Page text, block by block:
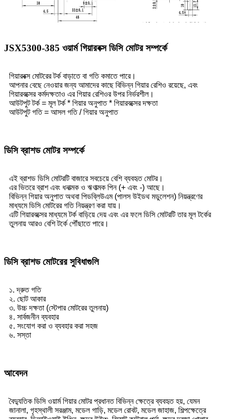
JSX5300-385 ওয়ার্ম গিয়ারবক্স ডিসি মোটর সম্পর্কে
গিয়ারবক্স মোটরের টর্ক বাড়াতে বা গতি কমাতে পারে।
আপনার বেছে নেওয়ার জন্য আমাদের কাছে বিভিন্ন গিয়ার রেশিও রয়েছে, এবং
গিয়ারবক্সের কর্মদক্ষতাও এর গিয়ার রেশিওর উপর নির্ভরশীল।
আউটপুট টর্ক = মূল টর্ক * গিয়ার অনুপাত * গিয়ারবক্সের দক্ষতা
আউটপুট গতি = আসল গতি / গিয়ার অনুপাত
ডিসি ব্রাশড মোটর সম্পর্কে
এই ব্রাশড ডিসি মোটরটি বাজারে সবচেয়ে বেশি ব্যবহৃত মোটর।
এর ভিতরে ব্রাশ এবং ধনাত্মক ও ঋণাত্মক পিন (+ এবং -) আছে।
বিভিন্ন গিয়ার অনুপাত অথবা পিডব্লিউএম (পালস উইডথ মডুলেশন) নিয়ন্ত্রণের
মাধ্যমে ডিসি মোটরের গতি নিয়ন্ত্রণ করা যায়।
এটি গিয়ারবক্সের মাধ্যমে টর্ক বাড়িয়ে দেয় এবং এর ফলে ডিসি মোটরটি তার মূল টর্কের
তুলনায় আরও বেশি টর্কে পৌঁছাতে পারে।
ডিসি ব্রাশড মোটরের সুবিধাগুলি
১. দ্রুত গতি
২. ছোট আকার
৩. উচ্চ দক্ষতা (স্টেপার মোটরের তুলনায়)
৪. সার্বজনীন ব্যবহার
৫. সংযোগ করা ও ব্যবহার করা সহজ
৬. সস্তা
আবেদন
বৈদ্যুতিক ডিসি ওয়ার্ম গিয়ার মোটর প্রধানত বিভিন্ন ক্ষেত্রে ব্যবহৃত হয়, যেমন
জানালা, গৃহস্থালী সরঞ্জাম, মডেল গাড়ি, মডেল রোবট, মডেল জাহাজ, শিল্পক্ষেত্রে